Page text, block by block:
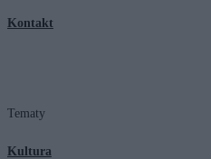
Kontakt
Tematy
Kultura